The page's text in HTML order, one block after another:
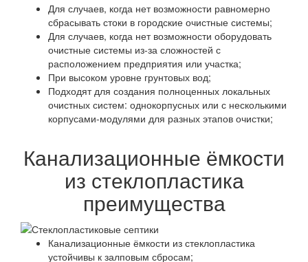
Для случаев, когда нет возможности равномерно
сбрасывать стоки в городские очистные системы;
Для случаев, когда нет возможности оборудовать
очистные системы из-за сложностей с
расположением предприятия или участка;
При высоком уровне грунтовых вод;
Подходят для создания полноценных локальных
очистных систем: однокорпусных или с несколькими
корпусами-модулями для разных этапов очистки;
Канализационные ёмкости
из стеклопластика
преимущества
Канализационные ёмкости из стеклопластика
устойчивы к залповым сбросам;